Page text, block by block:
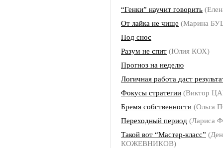
“Генки” научит говорить
От лайка не чище (Марина
Под снос
Разум не спит (Юлия КОХ)
Прогноз на неделю
Логичная работа даст
Фокусы стратегии (Виктор
Бремя собственности (Ольга
Переходный период (Лариса
Такой вот “Мастер-класс”
КОЖЕВНИКОВ)